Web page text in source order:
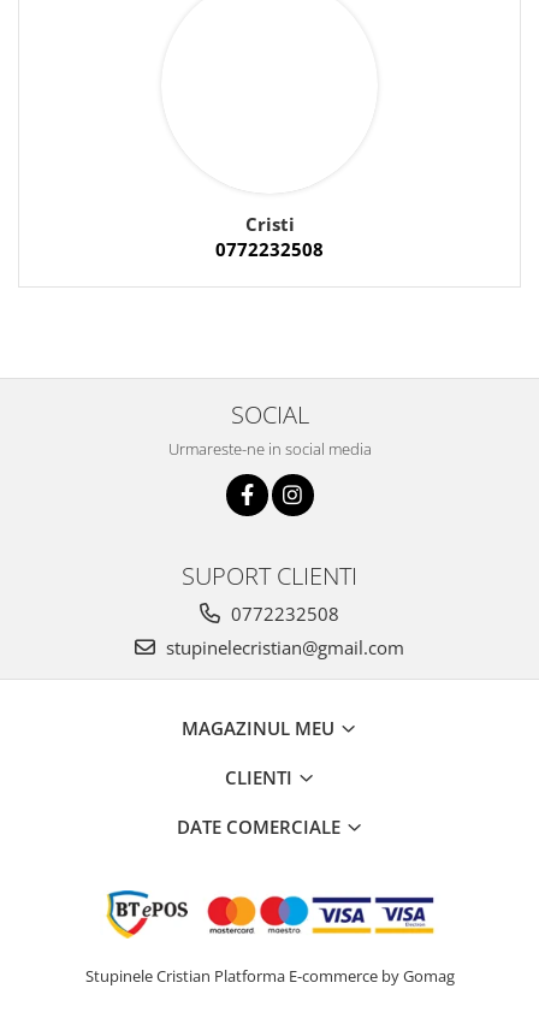
Cristi
0772232508
SOCIAL
Urmareste-ne in social media
SUPORT CLIENTI
0772232508
stupinelecristian@gmail.com
MAGAZINUL MEU
CLIENTI
DATE COMERCIALE
Stupinele Cristian Platforma E-commerce by Gomag